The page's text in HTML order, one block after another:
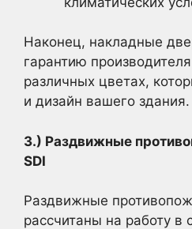
Наконец, накладные
гарантию
различных цветах,
и дизайн вашего здания.
3.) Раздвижные
SDI
Раздвижные
рассчитаны на работу в